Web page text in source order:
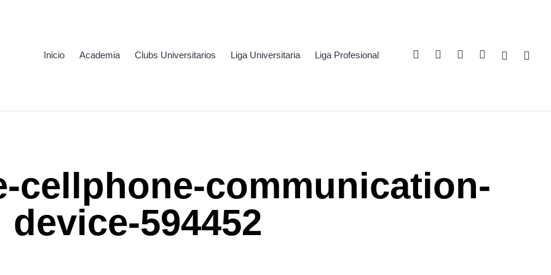
Inicio Academia Clubs Universitarios Liga Universitaria Liga Profesional Twitter LinkedinYoutubeInstagramSpotify Twitch
cellphone-communication-
device-594452